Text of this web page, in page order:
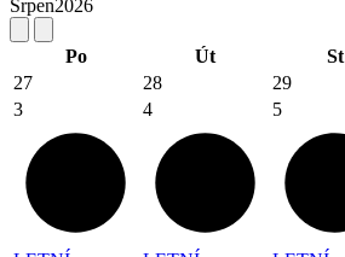
Srpen2026
Po Út St
27
28 29
3
4 5